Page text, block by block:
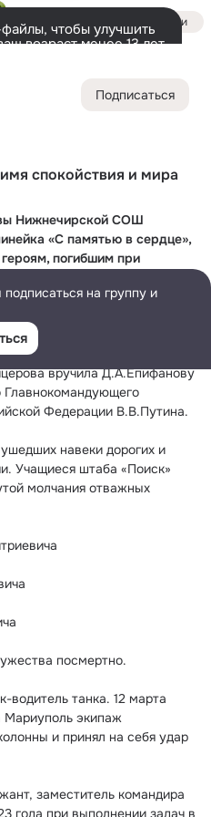
Подписаться
спокойствия и мира
Нижнечирской СОШ
«С памятью в сердце»,
погибшим при
и родственники
Глазнёва Степана
Нижнечирского
вручила Д.А.Епифанову
Главнокомандующего
Федерации В.В.Путина.
навеки дорогих и
Учащиеся штаба «Поиск»
молчания отважных
посмертно.
водитель танка. 12 марта
Мариуполь экипаж
и принял на себя удар
заместитель командира
года при выполнении задач в
Войти
чтобы улучшить
возраст менее 13 лет,
20K Ещё
на группу и